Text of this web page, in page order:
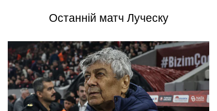
Останній матч Луческу